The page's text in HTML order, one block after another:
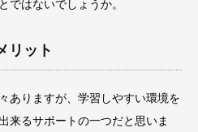
ではないでしょうか。
リット
ありますが、学習しやすい環境を
来るサポートの一つだと思いま